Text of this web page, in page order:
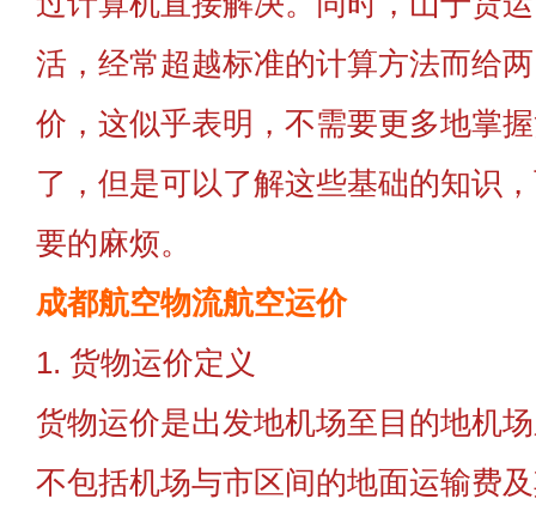
活，经常超越标准的计算方法而给
价，这似乎表明，不需要更多地掌
了，但是可以了解这些基础的知识
要的麻烦。
成都航空物流航空运价
1. 货物运价定义
货物运价是出发地机场至目的地机
不包括机场与市区间的地面运输费